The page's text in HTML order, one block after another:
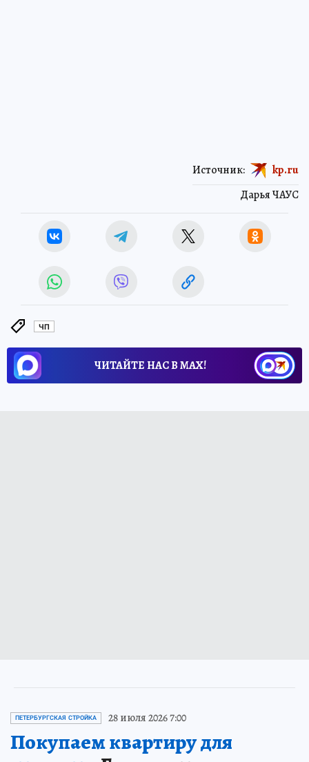
Дарья ЧАУС
Источник: kp.ru
ЧП
ЧИТАЙТЕ НАС В МАХ!
ПЕТЕРБУРГСКАЯ СТРОЙКА 28 июля 2026 7:00
Покупаем квартиру для